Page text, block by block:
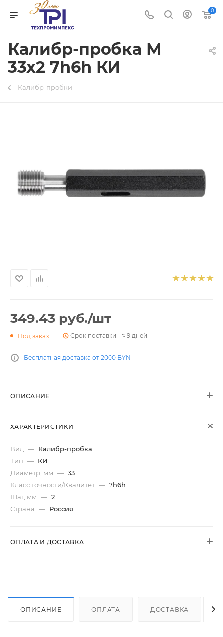
0
Калибр-пробка М
33х2 7h6h КИ
Калибр-пробки
349.43 руб./шт
Под заказ Срок поставки - ≈ 9 дней
Бесплатная доставка от 2000 BYN
ОПИСАНИЕ
ХАРАКТЕРИСТИКИ
Вид — Калибр-пробка
Тип — КИ
Диаметр, мм — 33
Класс точности/Квалитет — 7h6h
Шаг, мм — 2
Страна — Россия
ОПЛАТА И ДОСТАВКА
ОПИСАНИЕ ОПЛАТА ДОСТАВКА